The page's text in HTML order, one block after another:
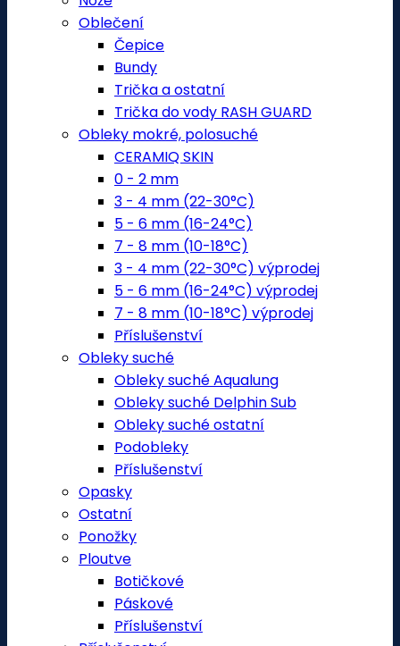
Oblečení
Čepice
Bundy
Trička a ostatní
Trička do vody RASH GUARD
Obleky mokré, polosuché
CERAMIQ SKIN
0 - 2 mm
3 - 4 mm (22-30°C)
5 - 6 mm (16-24°C)
7 - 8 mm (10-18°C)
3 - 4 mm (22-30°C) výprodej
5 - 6 mm (16-24°C) výprodej
7 - 8 mm (10-18°C) výprodej
Příslušenství
Obleky suché
Obleky suché Aqualung
Obleky suché Delphin Sub
Obleky suché ostatní
Podobleky
Příslušenství
Opasky
Ostatní
Ponožky
Ploutve
Botičkové
Páskové
Příslušenství